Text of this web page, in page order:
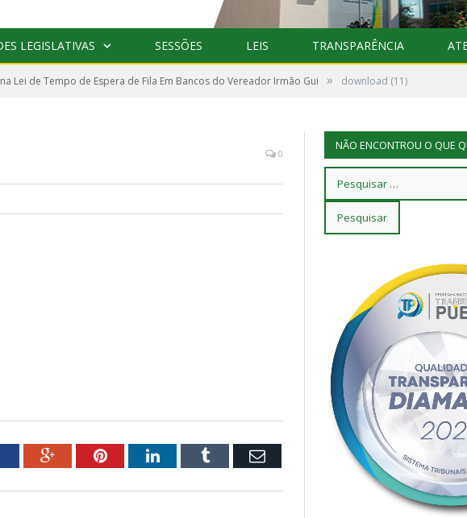
LEGISLATIVAS SESSÕES LEIS TRANSPARÊNCIA
Lei de Tempo de Espera de Fila Em Bancos do Vereador Irmão Gui » download (11)
0
Google+PinterestLinkedInTumblr Email
NÃO ENCONTROU O QUE